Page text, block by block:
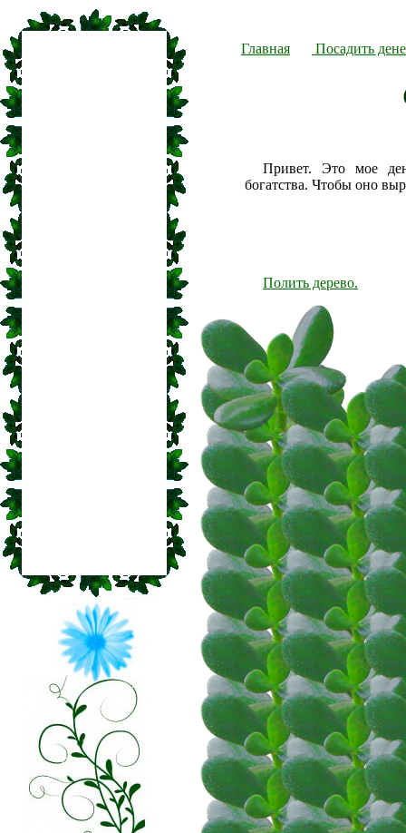
Главная Посадить
Привет. Это мое
богатства. Чтобы оно
Полить дерево.